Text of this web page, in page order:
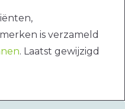
is verzameld
. Laatst gewijzigd